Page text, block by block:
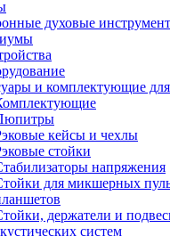
духовые
и комплектующие для
кейсы и чехлы
стойки
напряжения
для микшерных
держатели и
систем